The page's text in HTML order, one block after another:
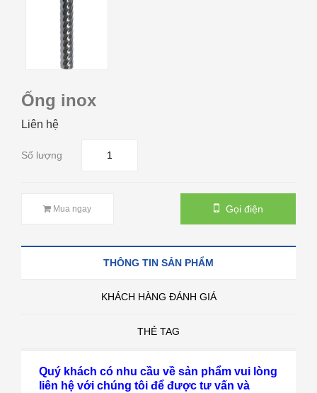
Ống inox
Liên hệ
Số lượng
Mua ngay Gọi điện
THÔNG TIN SẢN PHẨM
KHÁCH HÀNG ĐÁNH GIÁ
THẺ TAG
Quý khách có nhu cầu về sản phẩm vui lòng
liên hệ với chúng tôi để được tư vấn và